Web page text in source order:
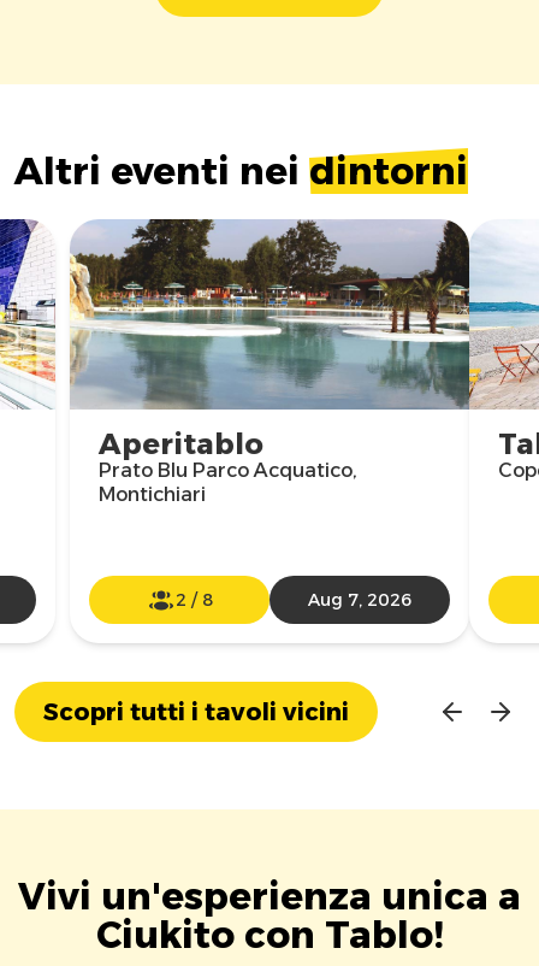
Altri eventi nei dintorni
Aperitablo
Prato Blu Parco Acquatico,
Montichiari
2 / 8 Aug 7, 2026
Scopri tutti i tavoli vicini
Vivi un'esperienza unica a
Ciukito con Tablo!